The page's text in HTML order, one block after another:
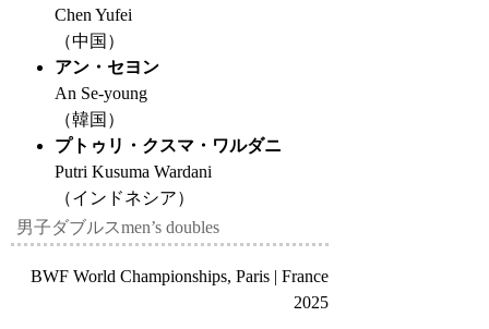
Chen Yufei
（中国）
アン・セヨン
An Se-young
（韓国）
プトゥリ・クスマ・ワルダニ
Putri Kusuma Wardani
（インドネシア）
男子ダブルスmen’s doubles
BWF World Championships, Paris | France
2025